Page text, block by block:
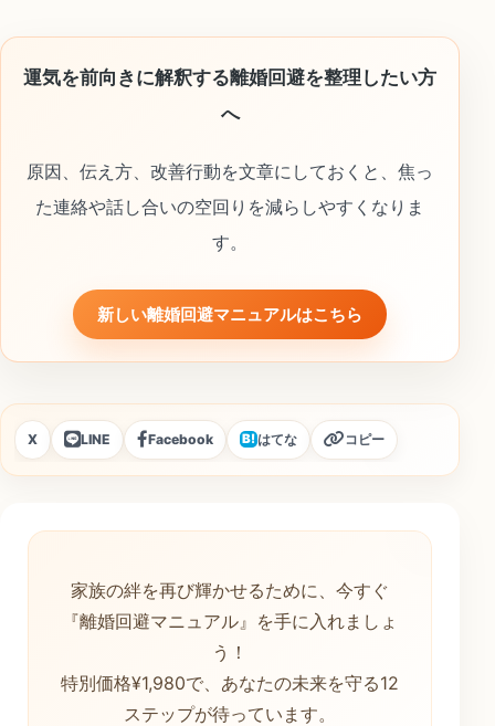
運気を前向きに解釈する離婚回避を整理したい方
へ
原因、伝え方、改善行動を文章にしておくと、焦っ
た連絡や話し合いの空回りを減らしやすくなりま
す。
新しい離婚回避マニュアルはこちら
X LINE Facebook B!はてな コピー
家族の絆を再び輝かせるために、今すぐ
『離婚回避マニュアル』を手に入れましょ
う！
特別価格¥1,980で、あなたの未来を守る12
ステップが待っています。